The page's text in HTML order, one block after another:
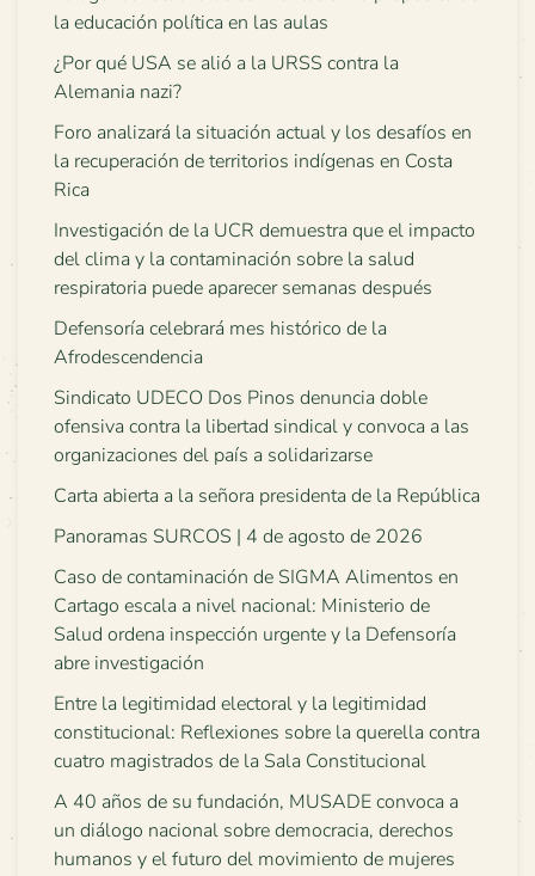
la educación política en las aulas
¿Por qué USA se alió a la URSS contra la
Alemania nazi?
Foro analizará la situación actual y los desafíos en
la recuperación de territorios indígenas en Costa
Rica
Investigación de la UCR demuestra que el impacto
del clima y la contaminación sobre la salud
respiratoria puede aparecer semanas después
Defensoría celebrará mes histórico de la
Afrodescendencia
Sindicato UDECO Dos Pinos denuncia doble
ofensiva contra la libertad sindical y convoca a las
organizaciones del país a solidarizarse
Carta abierta a la señora presidenta de la República
Panoramas SURCOS | 4 de agosto de 2026
Caso de contaminación de SIGMA Alimentos en
Cartago escala a nivel nacional: Ministerio de
Salud ordena inspección urgente y la Defensoría
abre investigación
Entre la legitimidad electoral y la legitimidad
constitucional: Reflexiones sobre la querella contra
cuatro magistrados de la Sala Constitucional
A 40 años de su fundación, MUSADE convoca a
un diálogo nacional sobre democracia, derechos
humanos y el futuro del movimiento de mujeres